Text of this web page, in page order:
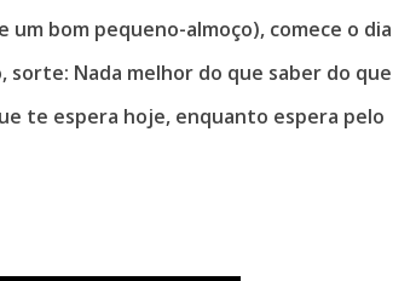
bom pequeno-almoço), comece o dia
Nada melhor do que saber do que
te espera hoje, enquanto espera pelo